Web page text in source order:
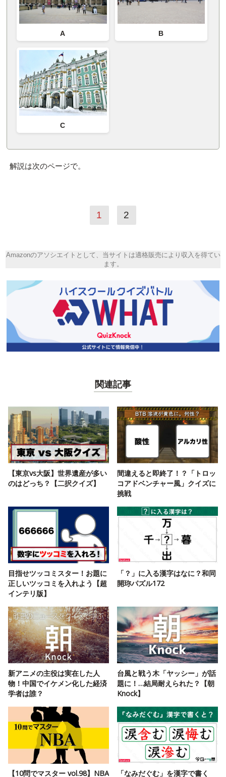
A B
C
解説は次のページで。
1 2
Amazonのアソシエイトとして、当サイトは適格販売により収入を得てい
ます。
関連記事
【東京vs大阪】世界遺産が多い
のはどっち？【二択クイズ】
間違えると即終了！？「トロッ
コアドベンチャー風」クイズに
挑戦
目指せツッコミスター！お題に
正しいツッコミを入れよう【超
インテリ版】
「？」に入る漢字はなに？和同
開珎パズル172
新アニメの主役は実在した人
物！中国でイケメン化した経済
学者は誰？
台風と戦う木「ヤッシー」が話
題に！…結局耐えられた？【朝
Knock】
【10問でマスター vol.98】NBA
「なみだぐむ」を漢字で書く